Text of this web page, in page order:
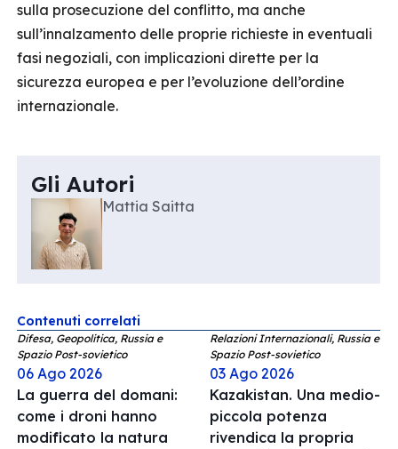
sulla prosecuzione del conflitto, ma anche
sull’innalzamento delle proprie richieste in eventuali
fasi negoziali, con implicazioni dirette per la
sicurezza europea e per l’evoluzione dell’ordine
internazionale.
Gli Autori
Mattia Saitta
Contenuti correlati
Difesa, Geopolitica, Russia e
Spazio Post-sovietico
06 Ago 2026
La guerra del domani:
come i droni hanno
modificato la natura
Relazioni Internazionali, Russia e
Spazio Post-sovietico
03 Ago 2026
Kazakistan. Una medio-
piccola potenza
rivendica la propria